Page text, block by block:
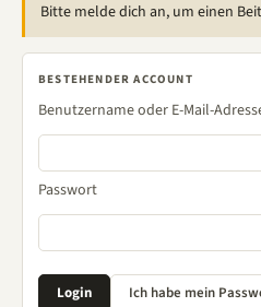
Bitte melde dich an, um einen
BESTEHENDER ACCOUNT
Benutzername oder E-Mail-
Passwort